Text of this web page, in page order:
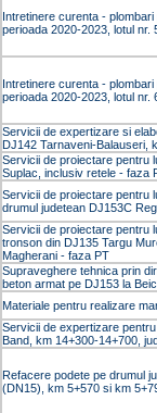
Intretinere curenta -
perioada 2020-2023, lotul nr.
Intretinere curenta -
perioada 2020-2023, lotul nr.
Servicii de expertizare si
DJ142 Tarnaveni-Balauseri,
Servicii de proiectare pentru
Suplac, inclusiv retele - faza
Servicii de proiectare pentru
drumul judetean DJ153C
Servicii de proiectare pentru
tronson din DJ135 Targu
Magherani - faza PT
Supraveghere tehnica prin
beton armat pe DJ153 la
Materiale pentru realizare
Servicii de expertizare
Band, km 14+300-14+700,
Refacere podete pe drumul
(DN15), km 5+570 si km